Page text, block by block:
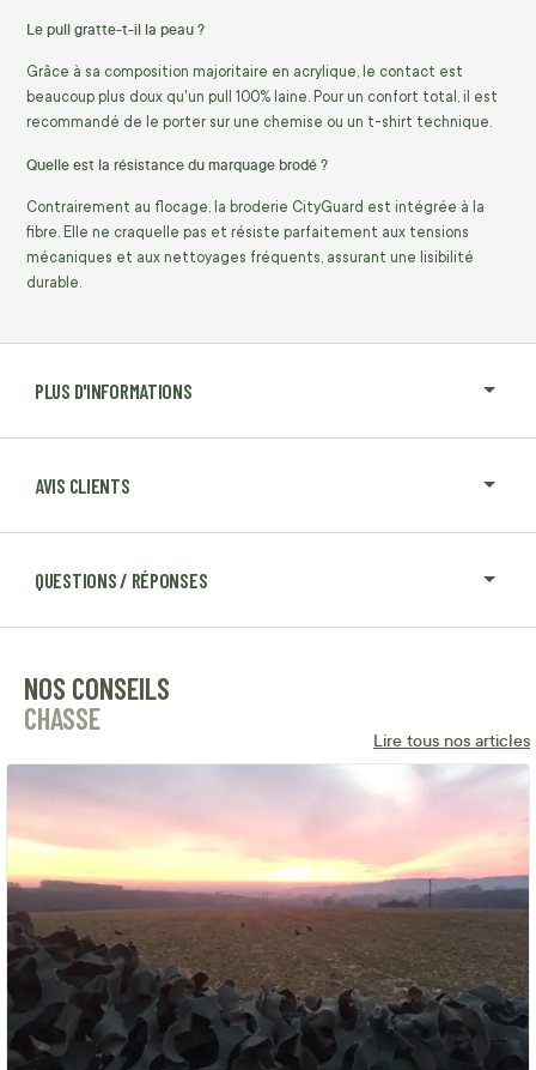
PLUS D'INFORMATIONS
AVIS CLIENTS
QUESTIONS / RÉPONSES
Le pull gratte-t-il la peau ?
Grâce à sa composition majoritaire en acrylique, le contact est
beaucoup plus doux qu'un pull 100% laine. Pour un confort total, il est
recommandé de le porter sur une chemise ou un t-shirt technique.
Quelle est la résistance du marquage brodé ?
Contrairement au flocage, la broderie CityGuard est intégrée à la
fibre. Elle ne craquelle pas et résiste parfaitement aux tensions
mécaniques et aux nettoyages fréquents, assurant une lisibilité
durable.
NOS CONSEILS
CHASSE
Lire tous nos articles